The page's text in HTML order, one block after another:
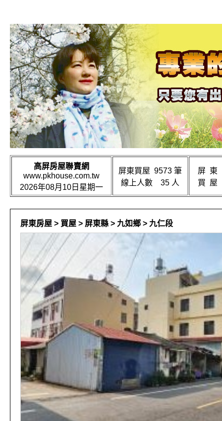
高屏房屋聯賣網
www.pkhouse.com.tw
2026年08月10日星期一
屏東買屋 9573 筆
線上人數 35 人
屏 東
買 屋
屏東房屋 > 買屋 > 屏東縣 > 九如鄉 > 九仁段